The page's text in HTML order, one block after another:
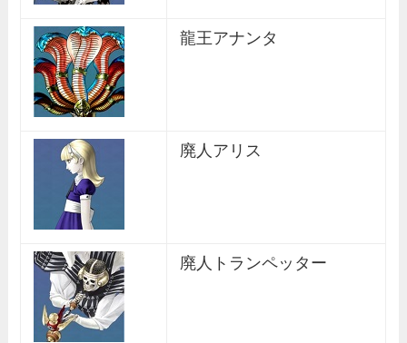
龍王アナンタ
廃人アリス
廃人トランペッター